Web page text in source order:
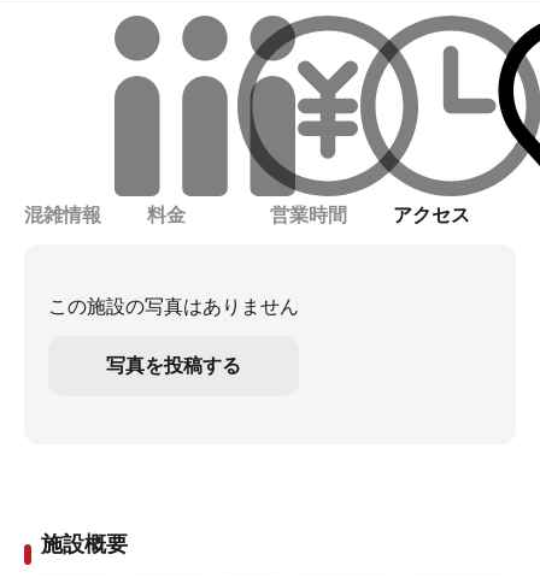
混雑情報 料金 営業時間 アクセス
この施設の写真はありません
写真を投稿する
施設概要